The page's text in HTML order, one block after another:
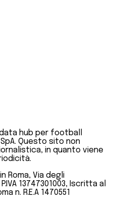
hub per football
Questo sito non
in quanto viene
Roma, Via degli
13747301003, Iscritta al
n. R.E.A 1470551